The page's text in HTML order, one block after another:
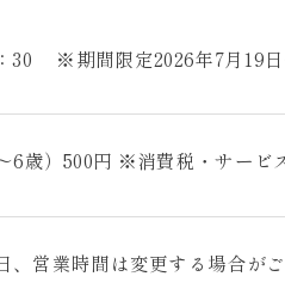
30 ※期間限定2026年7月19日
歳）500円 ※消費税・サービ
営業時間は変更する場合がご